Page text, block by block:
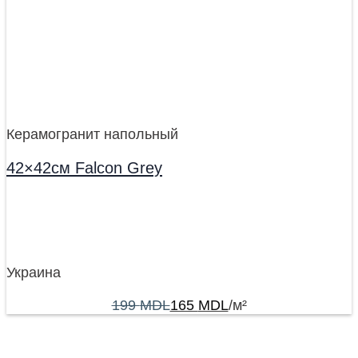
Керамогранит напольный
42×42см Falcon Grey
Украина
199MDL165 MDL/м²